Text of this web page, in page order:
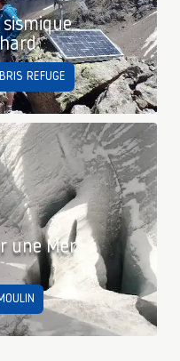
REFUGE
une Mer